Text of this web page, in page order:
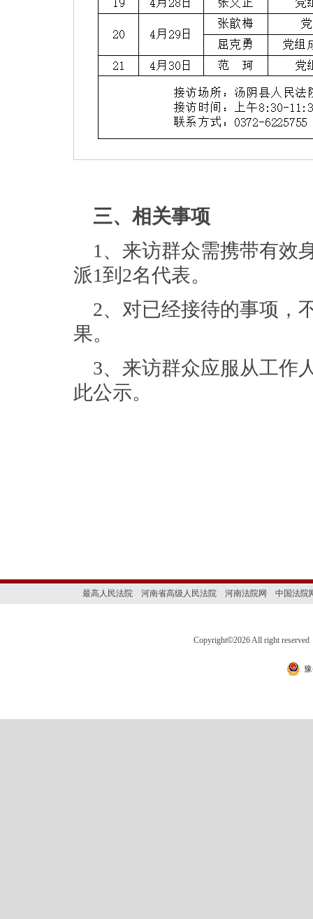
三、相关事项
1、来访群众需携带有效
派1到2名代表。
2、对已经接待的事项，
果。
3、来访群众应服从工作
此公示。
最高人民法院 河南省高级人民法院 河南法院网 中国法院
Copyright©2026 All right